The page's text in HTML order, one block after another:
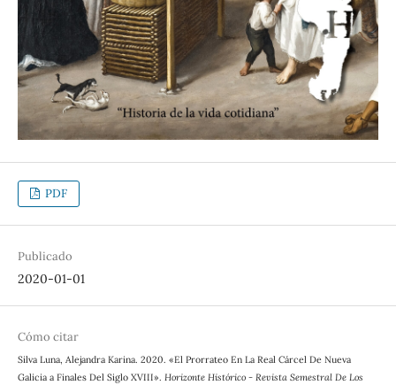
PDF
Publicado
2020-01-01
Cómo citar
Silva Luna, Alejandra Karina. 2020. «El Prorrateo En La Real Cárcel De Nueva
Galicia a Finales Del Siglo XVIII». Horizonte Histórico - Revista Semestral De Los